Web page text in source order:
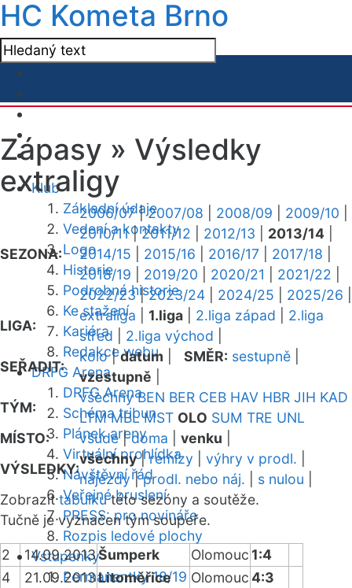
HC Kometa Brno
Klub
Základní údaje
Vedení a kontakty
Logo
Historie
Podrobná historie
Ke stažení
Kariéra
Redakce webu
DRFG Arena
DRFG Arena
Schéma tribun
Plánek areny
Virtuální prohlídka
Návštěvní řád
Veřejné bruslení
PRESS: pro novináře
Rozpis ledové plochy
Vstupenky
Permanentky 18/19
Zápasy » Výsledky
extraligy
SEZONA:
2006/07|2007/08 2008/09 2009/10
2010/11|2011/12 2012/13 2013/14
2014/15
2015/16 2016/17 2017/18
2018/19
2019/20 2020/21 2021/22
2022/23|2023/24 2024/25 2025/26
LIGA:
extraliga 1.liga 2.liga západ
2.liga
střed
2.liga východ
SEŘADIT:
kolo|datum SMĚR: sestupně
vzestupně
TÝM:
všechny BEN BER CEB HAV HBR JIH KAD
LTM MBL MST OLO SUM TRE UNL
MÍSTO:
všude|doma venku
VÝSLEDKY:
všechny|remízy výhry v prodl.
nájezdy|prodl. nebo náj. s nulou
Zobrazittabulkutéto sezóny a soutěže.
Tučně je vyznačen tým soupeře.
2 14.09.2013Šumperk Olomouc 1:4
4
21.09.2013Litoměřice Olomouc4:3